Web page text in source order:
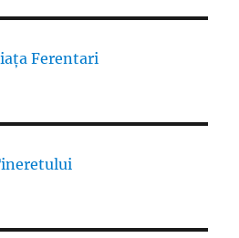
Ferentari